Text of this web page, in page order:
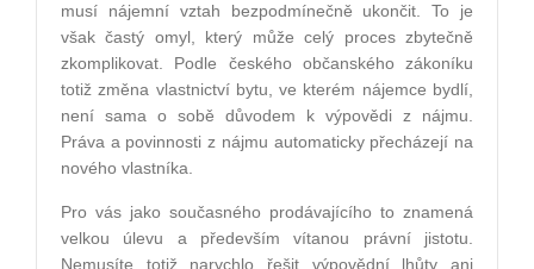
musí nájemní vztah bezpodmínečně ukončit. To je
však častý omyl, který může celý proces zbytečně
zkomplikovat. Podle českého občanského zákoníku
totiž změna vlastnictví bytu, ve kterém nájemce bydlí,
není sama o sobě důvodem k výpovědi z nájmu.
Práva a povinnosti z nájmu automaticky přecházejí na
nového vlastníka.
Pro vás jako současného prodávajícího to znamená
velkou úlevu a především vítanou právní jistotu.
Nemusíte totiž narychlo řešit výpovědní lhůty ani